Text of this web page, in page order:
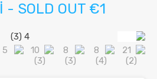
- SOLD OUT €1